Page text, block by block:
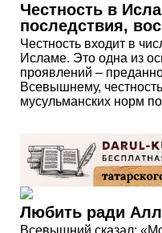
Честность в
последствия,
Честность входит в
Исламе. Это одна из
проявлений –
Всевышнему,
мусульманских норм
Любить ради